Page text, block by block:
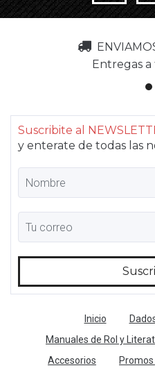
Entregas
Suscribite al
y enterate de todas las
Inicio
Manuales de Rol y
Accesorios